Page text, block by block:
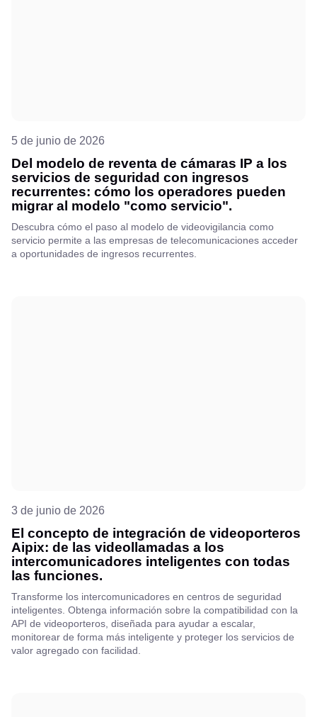
5 de junio de 2026
Del modelo de reventa de cámaras IP a los
servicios de seguridad con ingresos
recurrentes: cómo los operadores pueden
migrar al modelo "como servicio".
Descubra cómo el paso al modelo de videovigilancia como
servicio permite a las empresas de telecomunicaciones acceder
a oportunidades de ingresos recurrentes.
3 de junio de 2026
El concepto de integración de videoporteros
Aipix: de las videollamadas a los
intercomunicadores inteligentes con todas
las funciones.
Transforme los intercomunicadores en centros de seguridad
inteligentes. Obtenga información sobre la compatibilidad con la
API de videoporteros, diseñada para ayudar a escalar,
monitorear de forma más inteligente y proteger los servicios de
valor agregado con facilidad.